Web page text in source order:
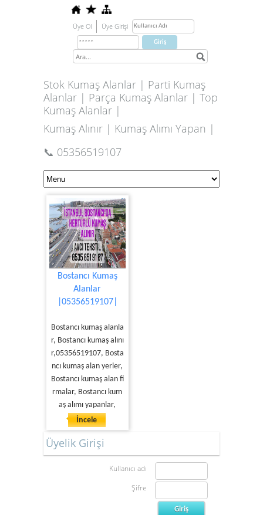
Üye Ol Üye Girişi
Stok Kumaş Alanlar | Parti Kumaş
Alanlar | Parça Kumaş Alanlar | Top
Kumaş Alanlar |
Kumaş Alınır | Kumaş Alımı Yapan |
📞 05356519107
Bostancı Kumaş
Alanlar
|05356519107|
Bostancı kumaş alanla
r, Bostancı kumaş alını
r,05356519107, Bosta
ncı kumaş alan yerler,
Bostancı kumaş alan fi
rmalar, Bostancı kum
aş alımı yapanlar,
İncele
Üyelik Girişi
Kullanıcı adı
Şifre